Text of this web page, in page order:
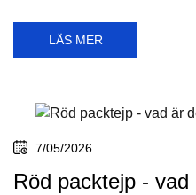
LÄS MER
7/05/2026
Röd packtejp -